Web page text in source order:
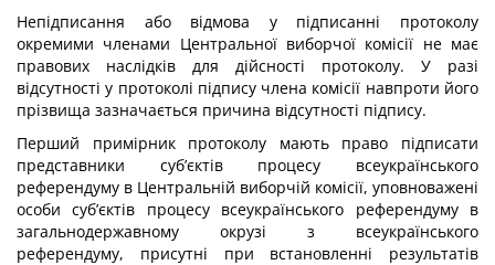
Непідписання або відмова у підписанні протоколу
окремими членами Центральної виборчої комісії не має
правових наслідків для дійсності протоколу. У разі
відсутності у протоколі підпису члена комісії навпроти його
прізвища зазначається причина відсутності підпису.
Перший примірник протоколу мають право підписати
представники суб’єктів процесу всеукраїнського
референдуму в Центральній виборчій комісії, уповноважені
особи суб’єктів процесу всеукраїнського референдуму в
загальнодержавному окрузі з всеукраїнського
референдуму, присутні при встановленні результатів